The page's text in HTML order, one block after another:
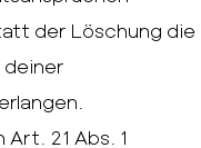
der Löschung die
deiner
Art. 21 Abs. 1